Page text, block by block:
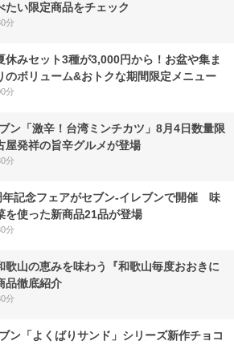
たい限定商品をチェック
分
休みセット3種が3,000円から！お盆や集ま
のボリューム&おトクな期間限定メニュー
分
ン「激辛！台湾ミンチカツ」8月4日数量限
屋発祥の旨辛グルメが登場
分
年記念フェアがセブン-イレブンで開催 味
を使った新商品21品が登場
分
歌山の恵みを味わう『和歌山毎度おおきに
品徹底紹介
分
ン「よくばりサンド」シリーズ新作チョコ